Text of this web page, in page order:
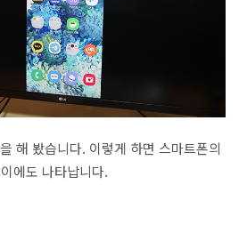
해 봤습니다. 이렇게 하면 스마트폰의
에도 나타납니다.